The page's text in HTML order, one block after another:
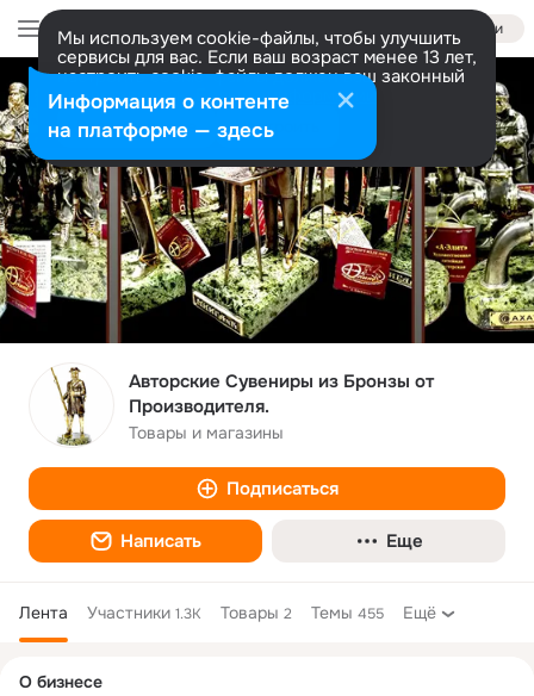
Войти
Мы используем cookie-файлы, чтобы улучшить
сервисы для вас. Если ваш возраст менее 13 лет,
настроить cookie-файлы должен ваш законный
представитель. Больше информации
Разрешить все Настроить
Авторские Сувениры из Бронзы от
Производителя.
Товары и магазины
Подписаться
Написать Еще
Лента Участники 1.3K Товары 2 Темы 455 Ещё
колонка
О бизнесе
Информация о контенте
на платформе — здесь